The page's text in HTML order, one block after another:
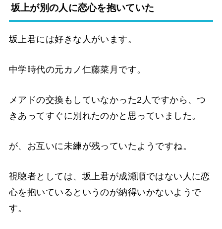
坂上が別の人に恋心を抱いていた
坂上君には好きな人がいます。
中学時代の元カノ仁藤菜月です。
メアドの交換もしていなかった2人ですから、つ
きあってすぐに別れたのかと思っていました。
が、お互いに未練が残っていたようですね。
視聴者としては、坂上君が成瀬順ではない人に恋
心を抱いているというのが納得いかないようで
す。